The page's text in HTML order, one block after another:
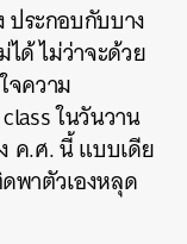
ประกอบกับบาง
ด้ ไม่ว่าจะด้วย
จความ
ในวันวาน
ค.ศ. นี้ แบบเดีย
พาตัวเองหลุด